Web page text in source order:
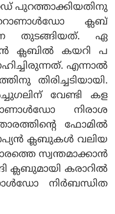
പുറത്താക്കിയതിനു
റൊണാള്‍ഡോ ക്ലബ്
തുടങ്ങിയത്. ഏ
ക്ലബില്‍ കയറി പ
എന്നാല്‍
തിരിച്ചടിയായി.
വേണ്ടി കള
നിരാശ
ഫോമില്‍
ക്ലബുകള്‍ വലിയ
സ്വന്തമാക്കാന്‍
ക്ലബുമായി കരാറില്‍
നിര്‍ബന്ധിത